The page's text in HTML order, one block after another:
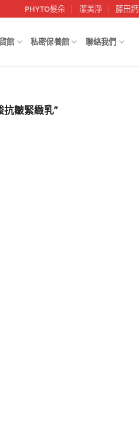
PHYTO髮朵 潔美淨 藤田鈣
館 私密保養館 聯絡我們
抗皺緊緻乳”